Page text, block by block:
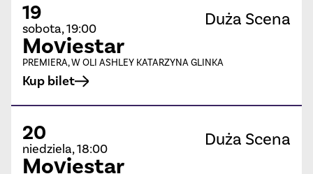
19
sobota, 19:00
Moviestar
Duża Scena
PREMIERA, W OLI ASHLEY KATARZYNA GLINKA
Kup bilet
20
niedziela, 18:00
Moviestar
Duża Scena